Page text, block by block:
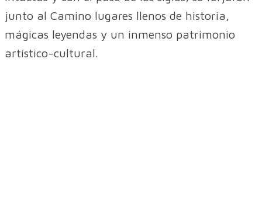
junto al Camino lugares llenos de historia,
mágicas leyendas y un inmenso patrimonio
artístico-cultural.